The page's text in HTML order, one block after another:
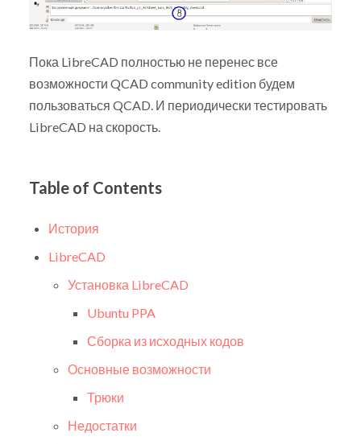
Пока LibreCAD полностью не перенес все
возможности QCAD community edition будем
пользоваться QCAD. И периодически тестировать
LibreCAD на скорость.
Table of Contents
История
LibreCAD
Установка LibreCAD
Ubuntu PPA
Сборка из исходных кодов
Основные возможности
Трюки
Недостатки